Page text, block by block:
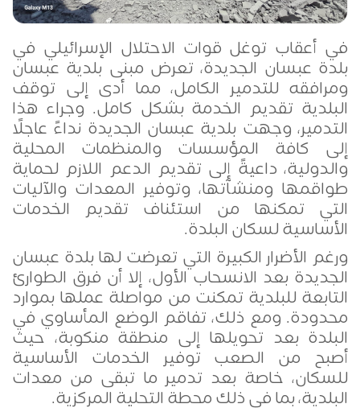
في أعقاب توغل قوات الاحتلال الإسرائيلي في
بلدة عبسان الجديدة، تعرض مبنى بلدية عبسان
ومرافقه للتدمير الكامل، مما أدى إلى توقف
البلدية تقديم الخدمة بشكل كامل. وجراء هذا
التدمير، وجهت بلدية عبسان الجديدة نداءً عاجلًا
إلى كافة المؤسسات والمنظمات المحلية
والدولية، داعيةً إلى تقديم الدعم اللازم لحماية
طواقمها ومنشآتها، وتوفير المعدات والآليات
التي تمكنها من استئناف تقديم الخدمات
الأساسية لسكان البلدة.
ورغم الأضرار الكبيرة التي تعرضت لها بلدة عبسان
الجديدة بعد الانسحاب الأول، إلا أن فرق الطوارئ
التابعة للبلدية تمكنت من مواصلة عملها بموارد
محدودة. ومع ذلك، تفاقم الوضع المأساوي في
البلدة بعد تحويلها إلى منطقة منكوبة، حيث
أصبح من الصعب توفير الخدمات الأساسية
للسكان، خاصة بعد تدمير ما تبقى من معدات
البلدية، بما في ذلك محطة التحلية المركزية.